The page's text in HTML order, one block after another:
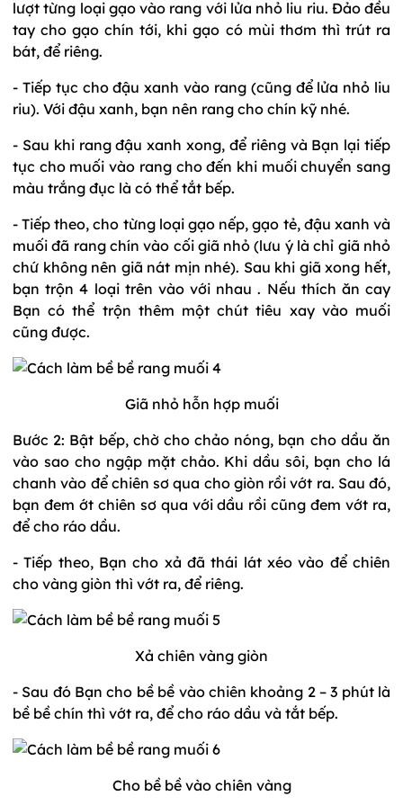
lượt từng loại gạo vào rang với lửa nhỏ liu riu. Đảo đều
tay cho gạo chín tới, khi gạo có mùi thơm thì trút ra
bát, để riêng.
- Tiếp tục cho đậu xanh vào rang (cũng để lửa nhỏ liu
riu). Với đậu xanh, bạn nên rang cho chín kỹ nhé.
- Sau khi rang đậu xanh xong, để riêng và Bạn lại tiếp
tục cho muối vào rang cho đến khi muối chuyển sang
màu trắng đục là có thể tắt bếp.
- Tiếp theo, cho từng loại gạo nếp, gạo tẻ, đậu xanh và
muối đã rang chín vào cối giã nhỏ (lưu ý là chỉ giã nhỏ
chứ không nên giã nát mịn nhé). Sau khi giã xong hết,
bạn trộn 4 loại trên vào với nhau . Nếu thích ăn cay
Bạn có thể trộn thêm một chút tiêu xay vào muối
cũng được.
Giã nhỏ hỗn hợp muối
Bước 2: Bật bếp, chờ cho chảo nóng, bạn cho dầu ăn
vào sao cho ngập mặt chảo. Khi dầu sôi, bạn cho lá
chanh vào để chiên sơ qua cho giòn rồi vớt ra. Sau đó,
bạn đem ớt chiên sơ qua với dầu rồi cũng đem vớt ra,
để cho ráo dầu.
- Tiếp theo, Bạn cho xả đã thái lát xéo vào để chiên
cho vàng giòn thì vớt ra, để riêng.
Xả chiên vàng giòn
- Sau đó Bạn cho bề bề vào chiên khoảng 2 – 3 phút là
bề bề chín thì vớt ra, để cho ráo dầu và tắt bếp.
Cho bề bề vào chiên vàng